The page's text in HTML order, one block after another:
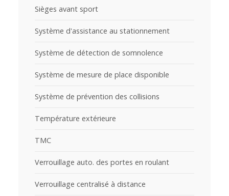
Sièges avant sport
Système d'assistance au stationnement
Système de détection de somnolence
Système de mesure de place disponible
Système de prévention des collisions
Température extérieure
TMC
Verrouillage auto. des portes en roulant
Verrouillage centralisé à distance